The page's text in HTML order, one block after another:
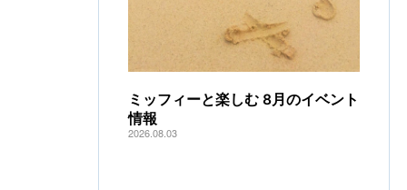
ミッフィーと楽しむ 8月のイベント
情報
2026.08.03